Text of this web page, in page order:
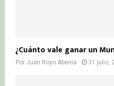
¿Cuánto vale ganar un
Por Juan Royo Abenia 31 julio,